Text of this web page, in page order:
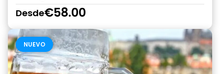
Desde€58.00
NUEVO